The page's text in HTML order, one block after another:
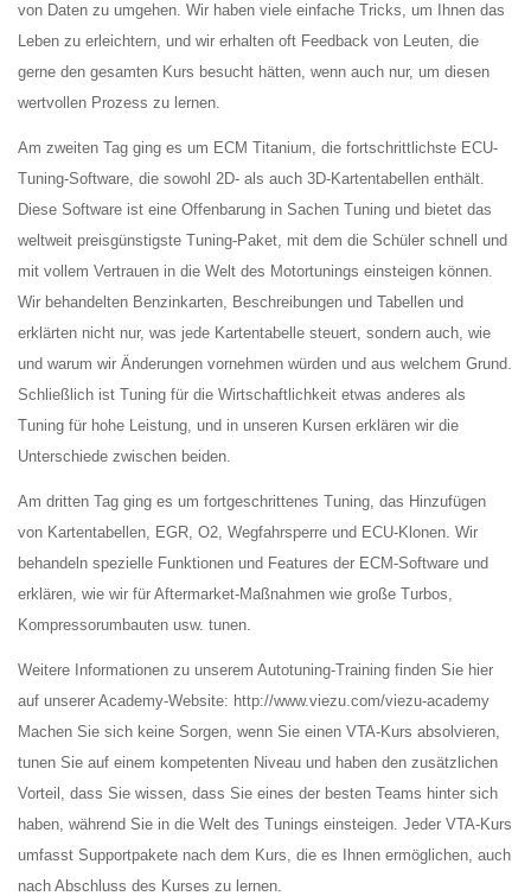
von Daten zu umgehen. Wir haben viele einfache Tricks, um Ihnen das
Leben zu erleichtern, und wir erhalten oft Feedback von Leuten, die
gerne den gesamten Kurs besucht hätten, wenn auch nur, um diesen
wertvollen Prozess zu lernen.
Am zweiten Tag ging es um ECM Titanium, die fortschrittlichste ECU-
Tuning-Software, die sowohl 2D- als auch 3D-Kartentabellen enthält.
Diese Software ist eine Offenbarung in Sachen Tuning und bietet das
weltweit preisgünstigste Tuning-Paket, mit dem die Schüler schnell und
mit vollem Vertrauen in die Welt des Motortunings einsteigen können.
Wir behandelten Benzinkarten, Beschreibungen und Tabellen und
erklärten nicht nur, was jede Kartentabelle steuert, sondern auch, wie
und warum wir Änderungen vornehmen würden und aus welchem Grund.
Schließlich ist Tuning für die Wirtschaftlichkeit etwas anderes als
Tuning für hohe Leistung, und in unseren Kursen erklären wir die
Unterschiede zwischen beiden.
Am dritten Tag ging es um fortgeschrittenes Tuning, das Hinzufügen
von Kartentabellen, EGR, O2, Wegfahrsperre und ECU-Klonen. Wir
behandeln spezielle Funktionen und Features der ECM-Software und
erklären, wie wir für Aftermarket-Maßnahmen wie große Turbos,
Kompressorumbauten usw. tunen.
Weitere Informationen zu unserem Autotuning-Training finden Sie hier
auf unserer Academy-Website: http://www.viezu.com/viezu-academy
Machen Sie sich keine Sorgen, wenn Sie einen VTA-Kurs absolvieren,
tunen Sie auf einem kompetenten Niveau und haben den zusätzlichen
Vorteil, dass Sie wissen, dass Sie eines der besten Teams hinter sich
haben, während Sie in die Welt des Tunings einsteigen. Jeder VTA-Kurs
umfasst Supportpakete nach dem Kurs, die es Ihnen ermöglichen, auch
nach Abschluss des Kurses zu lernen.